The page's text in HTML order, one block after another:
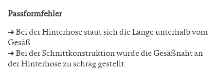
Passformfehler
➜ Bei der Hinterhose staut sich die Länge unterhalb vom
Gesäß.
➜ Bei der Schnittkonstruktion wurde die Gesäßnaht an
der Hinterhose zu schräg gestellt.